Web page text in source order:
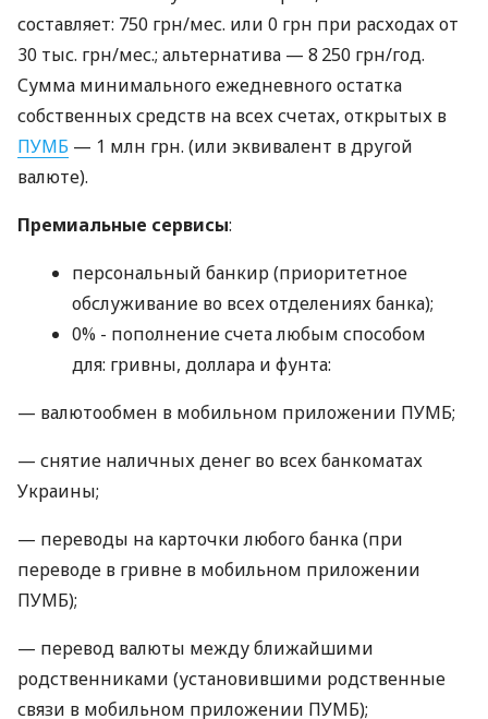
составляет: 750 грн/мес. или 0 грн при расходах от
30 тыс. грн/мес.; альтернатива — 8 250 грн/год.
Сумма минимального ежедневного остатка
собственных средств на всех счетах, открытых в
ПУМБ — 1 млн грн. (или эквивалент в другой
валюте).
Премиальные сервисы:
персональный банкир (приоритетное
обслуживание во всех отделениях банка);
0% - пополнение счета любым способом
для: гривны, доллара и фунта:
— валютообмен в мобильном приложении ПУМБ;
— снятие наличных денег во всех банкоматах
Украины;
— переводы на карточки любого банка (при
переводе в гривне в мобильном приложении
ПУМБ);
— перевод валюты между ближайшими
родственниками (установившими родственные
связи в мобильном приложении ПУМБ);